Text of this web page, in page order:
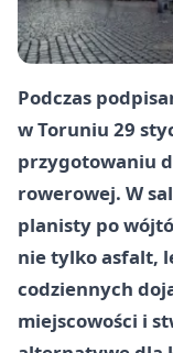
Podczas
w Toruniu 29
przygotowaniu
rowerowej. W
planisty po
nie tylko asfalt,
codziennych
miejscowości i